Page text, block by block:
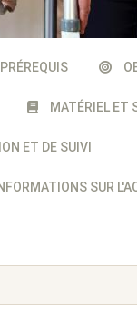
PRÉREQUIS
MATÉRIEL ET
ET DE SUIVI
SUR